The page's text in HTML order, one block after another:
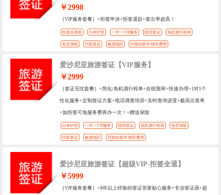
￥2998
｛VIP服务套餐｝+拒签申诉+拒签退款+签出率超高！
拒签后再签 白本护照 一对一VIP服务 陪同签证 免机酒行程单
包含保险 代取签证 敏感地区 可抵扣留学/移民费用
爱沙尼亚旅游签证【VIP服务】
￥2999
｛签证无忧套餐｝+简化/免机酒行程单+在线预审+快速办理+1对1个
性化服务+定制签证方案+电话调查培训+实时查询进度+极高出签率
+如拒签可免服务费再办一次！+赠送保险
白本护照 一对一VIP服务 陪同签证 免机酒行程单 包含保险
代取签证 敏感地区 可抵扣留学/移民费用
爱沙尼亚旅游签证【超级VIP-拒签全退】
￥5999
｛VIP服务套餐｝+8年以上经验的签证管家贴心服务+专业签证函+超